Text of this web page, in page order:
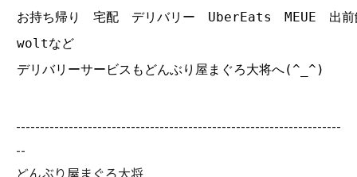
お持ち帰り 宅配 デリバリー UberEats MEUE 出前
woltなど
デリバリーサービスもどんぶり屋まぐろ大将へ(^_^)
--------------------------------------------------------------------
--